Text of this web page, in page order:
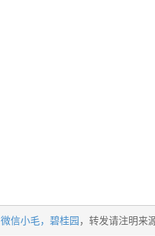
微信小毛，碧桂园 ，转发请注明来